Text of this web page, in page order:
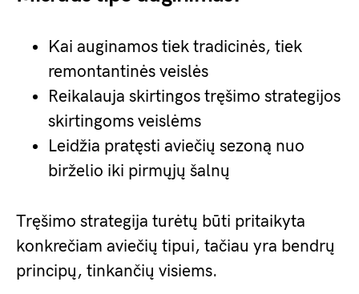
Kai auginamos tiek tradicinės, tiek
remontantinės veislės
Reikalauja skirtingos tręšimo strategijos
skirtingoms veislėms
Leidžia pratęsti aviečių sezoną nuo
birželio iki pirmųjų šalnų
Tręšimo strategija turėtų būti pritaikyta
konkrečiam aviečių tipui, tačiau yra bendrų
principų, tinkančių visiems.